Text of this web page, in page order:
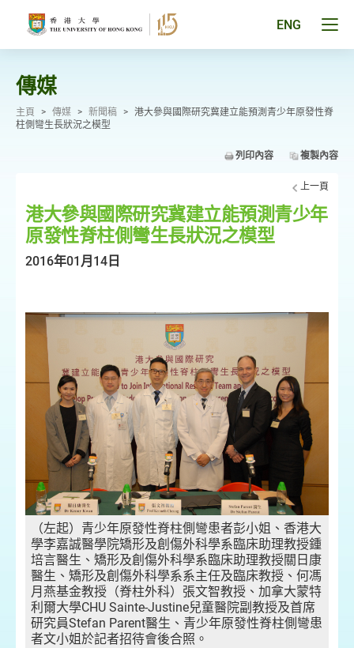
ENG
傳媒
主頁 > 傳媒 > 新聞稿 > 港大參與國際研究冀建立能預測青少年原發性脊
柱側彎生長狀況之模型
列印內容 複製內容
上一頁
港大參與國際研究冀建立能預測青少年
原發性脊柱側彎生長狀況之模型
2016年01月14日
（左起）青少年原發性脊柱側彎患者彭小姐、香港大
學李嘉誠醫學院矯形及創傷外科學系臨床助理教授鍾
培言醫生、矯形及創傷外科學系臨床助理教授關日康
醫生、矯形及創傷外科學系系主任及臨床教授、何馮
月燕基金教授（脊柱外科）張文智教授、加拿大蒙特
利爾大學CHU Sainte-Justine兒童醫院副教授及首席
研究員Stefan Parent醫生、青少年原發性脊柱側彎患
者文小姐於記者招待會後合照。